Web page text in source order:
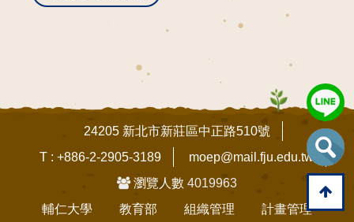
24205 新北市新莊區中正路510號
T : +886-2-2905-3189
moep@mail.fju.edu.tw
瀏覽人數 4019963
輔仁大學
教育部 組織管理 計畫管理